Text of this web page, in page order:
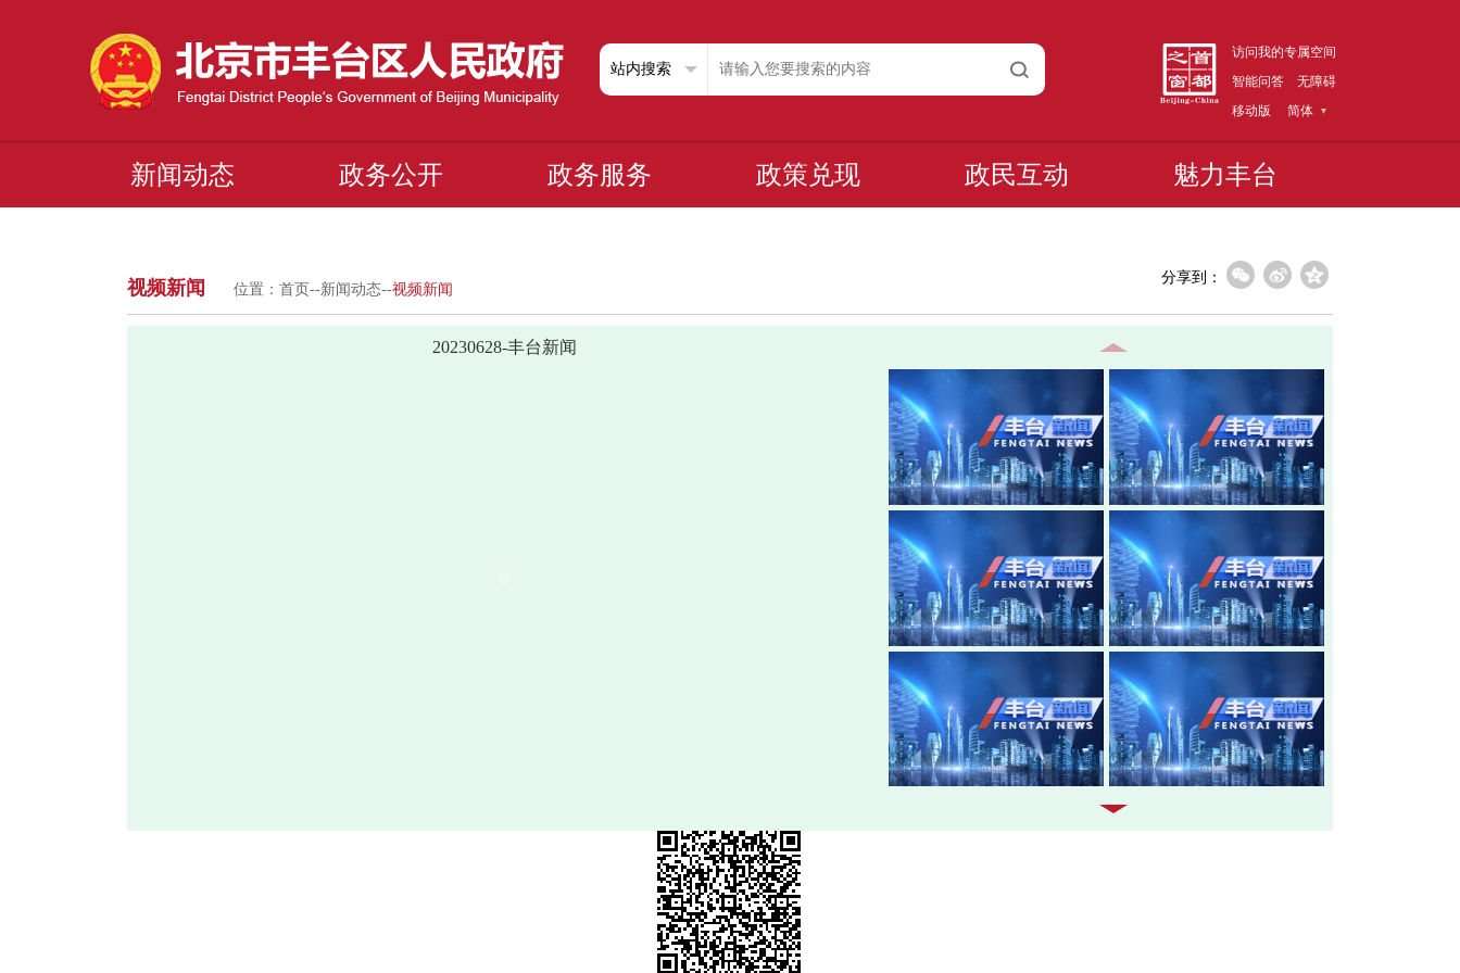
访问我的专属空间
智能问答
无障碍
移动版
简体
新闻动态 政务公开 政务服务 政策兑现 政民互动 魅力丰台
视频新闻 位置： 首页 --新闻动态--视频新闻
分享到：
20230628-丰台新闻
20260805-丰台新闻
20260803-丰台新闻
20260730-丰台新闻